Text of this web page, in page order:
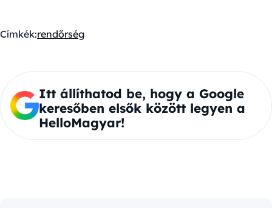
Címkék:rendőrség
Itt állíthatod be, hogy a Google
keresőben elsők között legyen a
HelloMagyar!